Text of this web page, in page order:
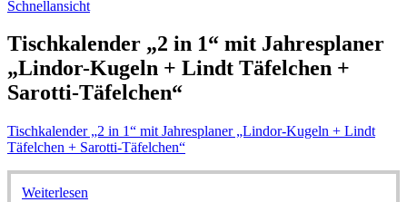
Schnellansicht
Tischkalender „2 in 1“ mit Jahresplaner
„Lindor-Kugeln + Lindt Täfelchen +
Sarotti-Täfelchen“
Tischkalender „2 in 1“ mit Jahresplaner „Lindor-Kugeln + Lindt
Täfelchen + Sarotti-Täfelchen“
Weiterlesen